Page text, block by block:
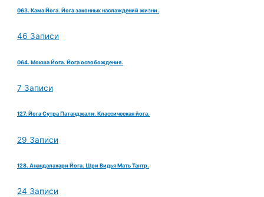
063. Кама Йога. Йога законных наслаждений жизни.
46 Записи
064. Мокша Йога. Йога освобождения.
7 Записи
127. Йога Сутра Патанджали. Классическая йога.
29 Записи
128. Анандалахари Йога. Шри Видья Мать Тантр.
24 Записи